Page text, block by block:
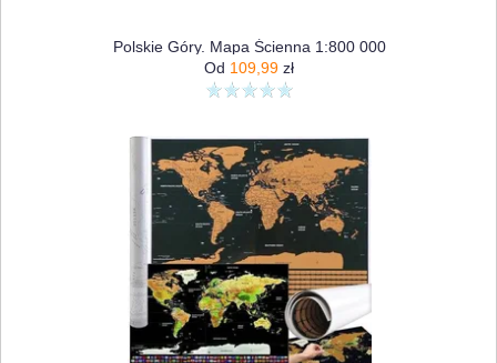
Polskie Góry. Mapa Ścienna 1:800 000
Od 109,99 zł